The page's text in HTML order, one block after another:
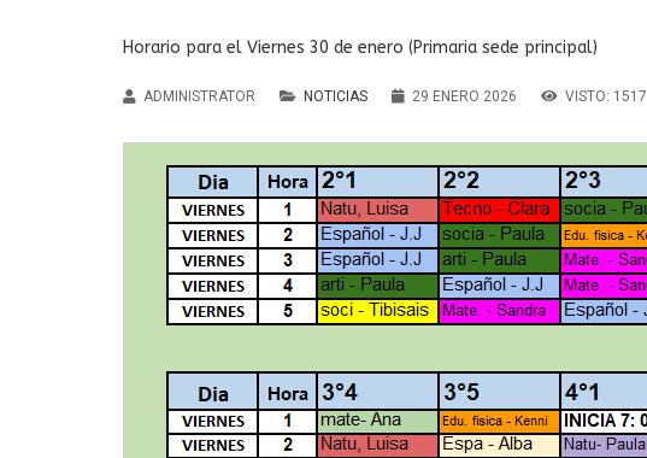
Horario para el Viernes 30 de enero (Primaria sede principal)
ADMINISTRATOR NOTICIAS 29 ENERO 2026 VISTO: 1517